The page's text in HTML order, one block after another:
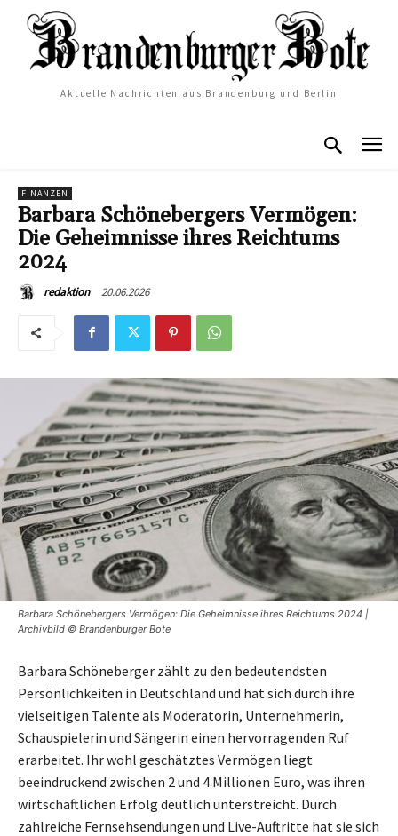
Aktuelle Nachrichten aus Brandenburg und Berlin
FINANZEN
Barbara Schönebergers Vermögen:
Die Geheimnisse ihres Reichtums
2024
redaktion 20.06.2026
Barbara Schönebergers Vermögen: Die Geheimnisse ihres Reichtums 2024 |
Archivbild © Brandenburger Bote
Barbara Schöneberger zählt zu den bedeutendsten
Persönlichkeiten in Deutschland und hat sich durch ihre
vielseitigen Talente als Moderatorin, Unternehmerin,
Schauspielerin und Sängerin einen hervorragenden Ruf
erarbeitet. Ihr wohl geschätztes Vermögen liegt
beeindruckend zwischen 2 und 4 Millionen Euro, was ihren
wirtschaftlichen Erfolg deutlich unterstreicht. Durch
zahlreiche Fernsehsendungen und Live-Auftritte hat sie sich